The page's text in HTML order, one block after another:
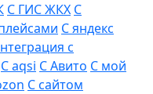
С ГИС ЖКХ С
С яндекс
с
С aqsi С Авито C мой
С сайтом